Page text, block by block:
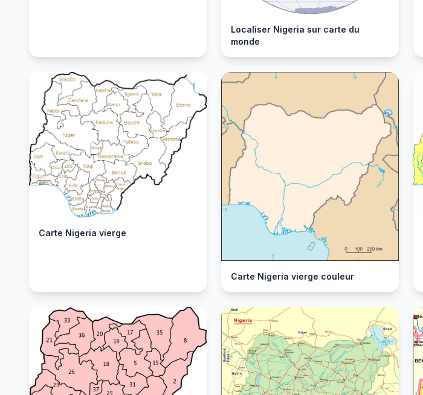
Localiser Nigeria sur carte du
monde
Carte Nigeria vierge
Carte Nigeria vierge couleur